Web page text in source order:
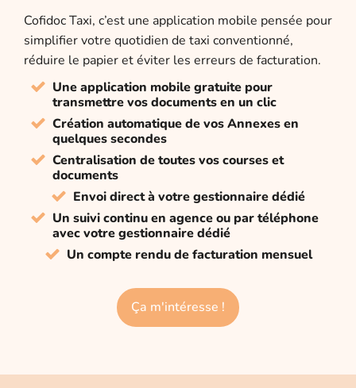
Cofidoc Taxi, c’est une application mobile pensée pour
simplifier votre quotidien de taxi conventionné,
réduire le papier et éviter les erreurs de facturation.
Une application mobile gratuite pour
transmettre vos documents en un clic
Création automatique de vos Annexes en
quelques secondes
Centralisation de toutes vos courses et
documents
Envoi direct à votre gestionnaire dédié
Un suivi continu en agence ou par téléphone
avec votre gestionnaire dédié
Un compte rendu de facturation mensuel
Ça m'intéresse !